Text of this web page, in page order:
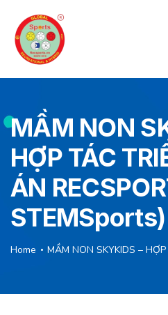
MẦM NON
HỢP TÁC
ÁN
STEMSports)
Home MẦM NON SKYKIDS – HỢP TÁC TRIỂN